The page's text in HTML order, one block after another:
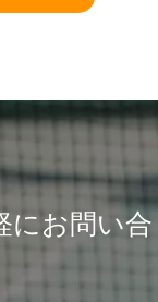
にお問い合